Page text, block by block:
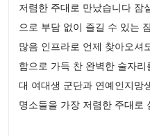
저렴한 주대로 만났습니다 잠
으로 부담 없이 즐길 수 있는
많음 인프라로 언제 찾아오셔
함으로 가득 찬 완벽한 술자
대 여대생 군단과 연예인지망
명소들을 가장 저렴한 주대로